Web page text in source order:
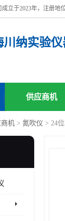
川纳实验
供应商机
机 > 氮吹仪 > 24